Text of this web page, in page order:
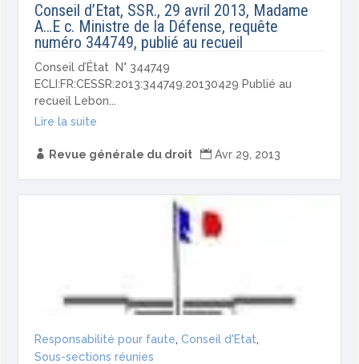
Conseil d’Etat, SSR., 29 avril 2013, Madame
A…E c. Ministre de la Défense, requête
numéro 344749, publié au recueil
Conseil d’État N° 344749
ECLI:FR:CESSR:2013:344749.20130429 Publié au
recueil Lebon...
Lire la suite
 Revue générale du droit  Avr 29, 2013
Responsabilité pour faute,Conseil d'Etat,
Sous-sections réunies